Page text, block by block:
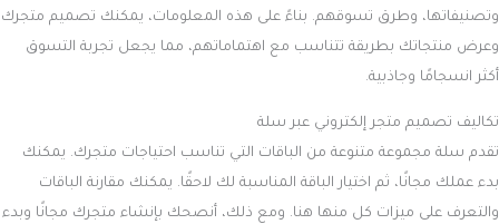
وتصنيفاتها، وطرق تسوقهم. بناءً على هذه المعلومات، يمكنك تصميم متجرك
وعرض منتجاتك بطريقة تتناسب مع اهتماماتهم، مما يجعل تجربة التسوق
أكثر انسجامًا وجاذبية.
تكاليف تصميم متجر إلكتروني عبر سلة
تقدم سلة مجموعة متنوعة من الباقات التي تناسب احتياجات متجرك. يمكنك
بدء عملك مجانًا، ثم اختيار الباقة المناسبة لك لاحقًا. يمكنك مقارنة الباقات
والتعرف على ميزات كل منها هنا. ومع ذلك، أنصحك بإنشاء متجرك مجانًا وبدء